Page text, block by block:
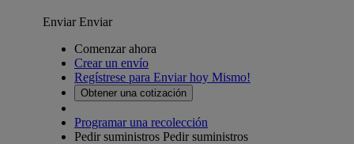
EnviarEnviar
Comenzar ahora
Crear un envío
Regístrese para Enviar hoy Mismo!
Obtener una cotización
Programar una recolección
Pedir suministros Pedir suministros